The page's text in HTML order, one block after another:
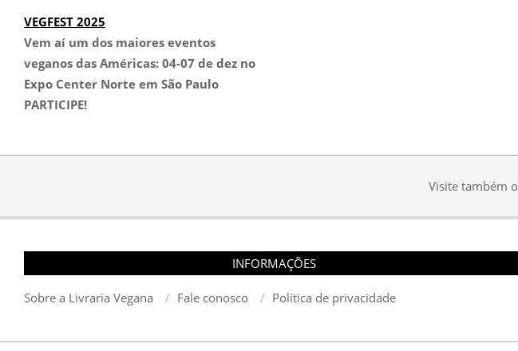
VEGFEST 2025
Vem aí um dos maiores eventos
veganos das Américas: 04-07 de dez no
Expo Center Norte em São Paulo
PARTICIPE!
Visite também o
INFORMAÇÕES
Sobre a Livraria Vegana Fale conosco Política de privacidade